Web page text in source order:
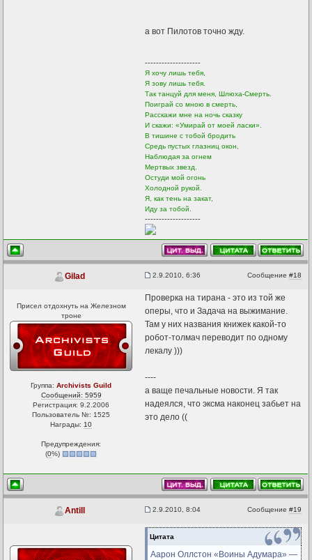
а вот Пилотов точно жду.
--------------------
Я хочу лишь тебя,
Я зову лишь тебя.
Так танцуй для меня, Шлюха-Смерть.
Поиграй со мною в смерть,
Расскажи мне на ночь сказку
И скажи: «Умирай от моей ласки».
В тишине с тобой бродить
Средь пустых глазниц окон,
Наблюдая за огнем
Мертвых звезд.
Остуди мой огонь
Холодной рукой.
Я, как тень на закат,
Иду за тобой.
--------------------
Gilad 2.9.2010, 6:36 Сообщение#18
Присел отдохнуть на Железном
троне
Группа:Archivists Guild
Сообщений: 5959
Регистрация: 9.2.2006
Пользователь №: 1525
Награды: 10
Предупреждения:
(0%)
Проверка на тирана - это из той же
оперы, что и Задача на выжимание.
Там у них названия книжек какой-то
робот-толмач переводит по одному
лекалу )))
----
а ваще печальные новости. Я так
надеялся, что эксма наконец забьет на
это дело ((
Antill 2.9.2010, 8:04 Сообщение#19
Цитата
Аарон Оллстон «Воины Адумара» —